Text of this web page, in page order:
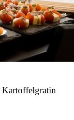
Kartoffelgratin